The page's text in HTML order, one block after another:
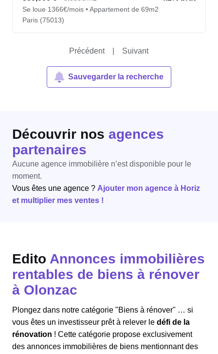
Se loue 1366€/mois • Appartement de 69m2
Paris (75013)
Précédent Suivant
Sauvegarder la recherche
Découvrir nos agences
partenaires
Aucune agence immobilière n’est disponible pour le
moment.
Vous êtes une agence ? Ajouter mon agence à Horiz
et multiplier mes ventes !
Edito Annonces immobilières
rentables de biens à rénover
à Olonzac
Plongez dans notre catégorie "Biens à rénover" … si
vous êtes un investisseur prêt à relever le défi de la
rénovation ! Cette catégorie propose exclusivement
des annonces immobilières de biens mentionnant des